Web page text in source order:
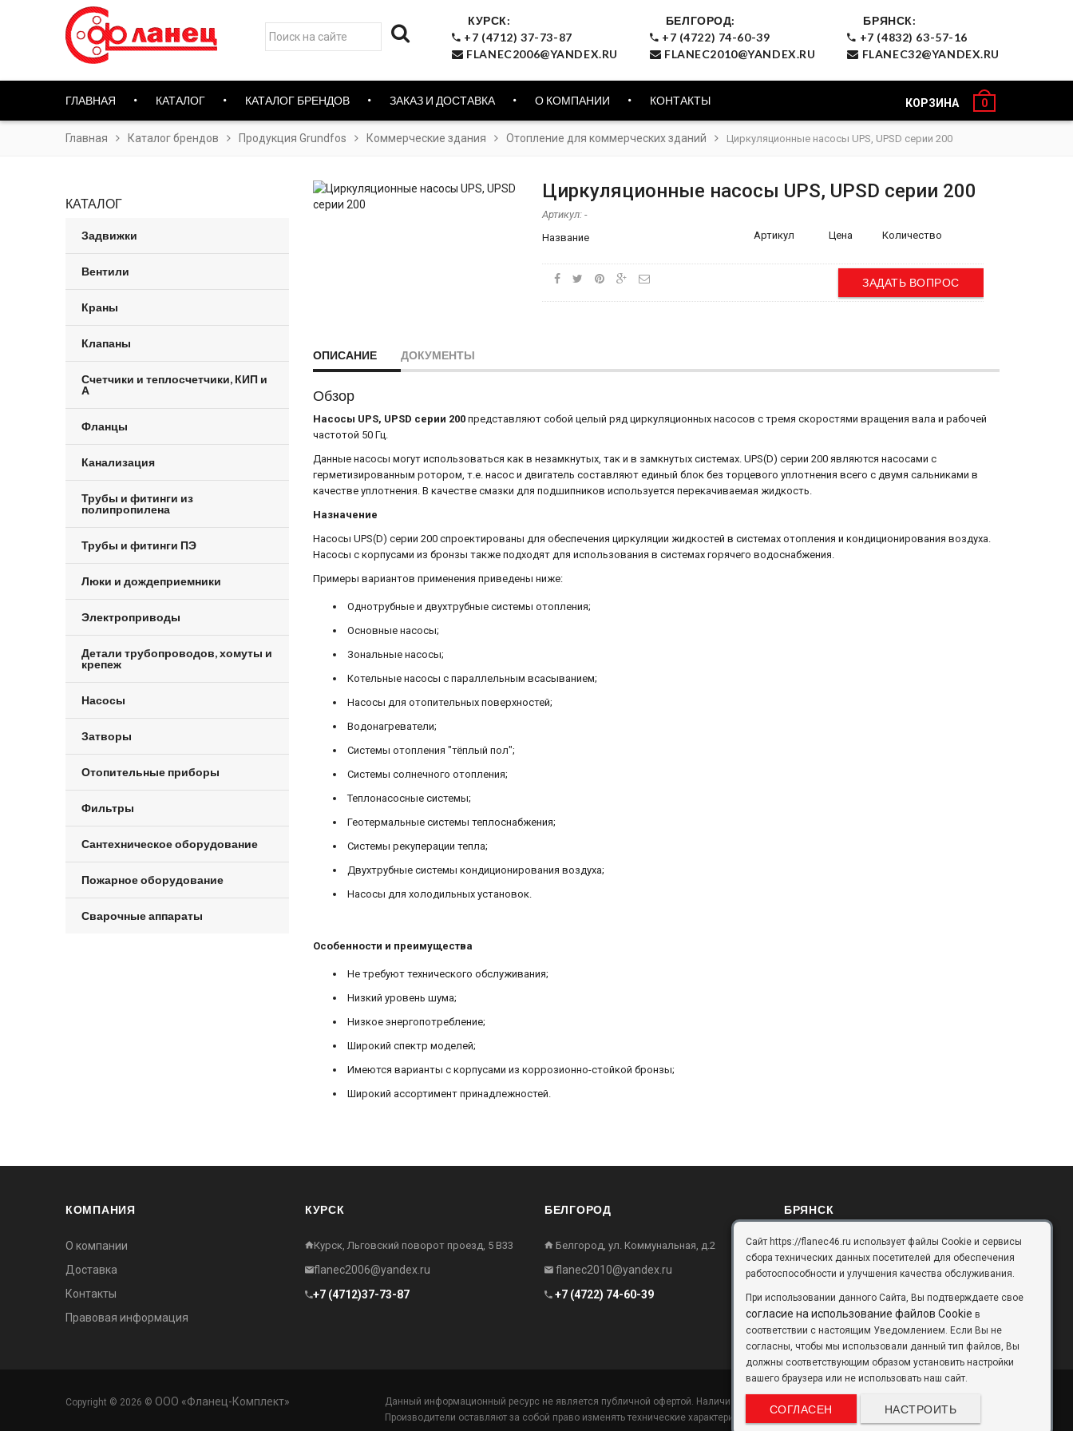
КУРСК:
+7 (4712) 37-73-87
FLANEC2006@YANDEX.RU
БЕЛГОРОД:
+7 (4722) 74-60-39
FLANEC2010@YANDEX.RU
БРЯНСК:
+7 (4832) 63-57-16
FLANEC32@YANDEX.RU
ГЛАВНАЯ КАТАЛОГ КАТАЛОГ БРЕНДОВ ЗАКАЗ И ДОСТАВКА О КОМПАНИИ КОНТАКТЫ КОРЗИНА 0
Главная Каталог брендов Продукция Grundfos Коммерческие здания Отопление для коммерческих зданий Циркуляционные насосы UPS, UPSD серии 200
КАТАЛОГ
Задвижки
Вентили
Краны
Клапаны
Счетчики и теплосчетчики, КИП и
А
Фланцы
Канализация
Трубы и фитинги из
полипропилена
Трубы и фитинги ПЭ
Люки и дождеприемники
Электроприводы
Детали трубопроводов, хомуты и
крепеж
Насосы
Затворы
Отопительные приборы
Фильтры
Сантехническое оборудование
Пожарное оборудование
Сварочные аппараты
Циркуляционные насосы UPS, UPSD серии 200
Артикул: -
Название
Артикул Цена Количество
ЗАДАТЬ ВОПРОС
ОПИСАНИЕ ДОКУМЕНТЫ
Обзор
Насосы UPS, UPSD серии 200 представляют собой целый ряд циркуляционных насосов с тремя скоростями вращения вала и рабочей
частотой 50 Гц.
Данные насосы могут использоваться как в незамкнутых, так и в замкнутых системах. UPS(D) серии 200 являются насосами с
герметизированным ротором, т.е. насос и двигатель составляют единый блок без торцевого уплотнения всего с двумя сальниками в
качестве уплотнения. В качестве смазки для подшипников используется перекачиваемая жидкость.
Назначение
Насосы UPS(D) серии 200 спроектированы для обеспечения циркуляции жидкостей в системах отопления и кондиционирования воздуха.
Насосы с корпусами из бронзы также подходят для использования в системах горячего водоснабжения.
Примеры вариантов применения приведены ниже:
Однотрубные и двухтрубные системы отопления;
Основные насосы;
Зональные насосы;
Котельные насосы с параллельным всасыванием;
Насосы для отопительных поверхностей;
Водонагреватели;
Системы отопления "тёплый пол";
Системы солнечного отопления;
Теплонасосные системы;
Геотермальные системы теплоснабжения;
Системы рекуперации тепла;
Двухтрубные системы кондиционирования воздуха;
Насосы для холодильных установок.
Особенности и преимущества
Не требуют технического обслуживания;
Низкий уровень шума;
Низкое энергопотребление;
Широкий спектр моделей;
Имеются варианты с корпусами из коррозионно-стойкой бронзы;
Широкий ассортимент принадлежностей.
КОМПАНИЯ
О компании
Доставка
Контакты
Правовая информация
КУРСК
Курск, Льговский поворот проезд, 5 В33
flanec2006@yandex.ru
+7 (4712)37-73-87
БЕЛГОРОД
Белгород, ул. Коммунальная, д.2
flanec2010@yandex.ru
+7 (4722) 74-60-39
БРЯНСК
Брянск, Московский проезд, д.10, офис 3
flanec32@yandex.ru
+7 (4832) 63-57-16
Copyright © 2026 © ООО «Фланец-Комплект»
Данный информационный ресурс не является публичной офертой. Наличие и стоимость товаров уточняйте по телефону.
Производители оставляют за собой право изменять технические характеристики и внешний вид товаров без предварительного
Сайт https://flanec46.ru использует файлы Cookie и сервисы
сбора технических данных посетителей для обеспечения
работоспособности и улучшения качества обслуживания.
При использовании данного Сайта, Вы подтверждаете свое
согласие на использование файлов Cookie в
соответствии с настоящим Уведомлением. Если Вы не
согласны, чтобы мы использовали данный тип файлов, Вы
должны соответствующим образом установить настройки
вашего браузера или не использовать наш сайт.
СОГЛАСЕН НАСТРОИТЬ